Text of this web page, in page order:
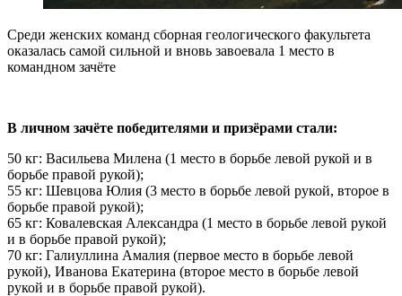
Среди женских команд сборная геологического факультета
оказалась самой сильной и вновь завоевала 1 место в
командном зачёте
В личном зачёте победителями и призёрами стали:
50 кг: Васильева Милена (1 место в борьбе левой рукой и в
борьбе правой рукой);
55 кг: Шевцова Юлия (3 место в борьбе левой рукой, второе в
борьбе правой рукой);
65 кг: Ковалевская Александра (1 место в борьбе левой рукой
и в борьбе правой рукой);
70 кг: Галиуллина Амалия (первое место в борьбе левой
рукой), Иванова Екатерина (второе место в борьбе левой
рукой и в борьбе правой рукой).